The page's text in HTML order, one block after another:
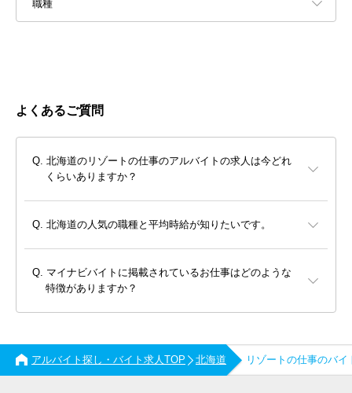
職種
よくあるご質問
北海道のリゾートの仕事のアルバイトの求人は今どれ
くらいありますか？
北海道の人気の職種と平均時給が知りたいです。
マイナビバイトに掲載されているお仕事はどのような
特徴がありますか？
アルバイト探し・バイト求人TOP 北海道 リゾートの仕事のバ